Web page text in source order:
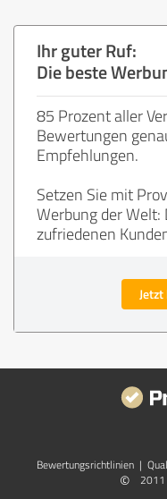
Ihr guter Ruf:
Die beste
85 Prozent aller
Bewertungen
Empfehlungen.
Setzen Sie mit
Werbung der
zufriedenen
Bewertungs­richtlinien |
©
2011